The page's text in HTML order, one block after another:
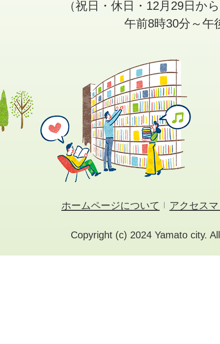
（祝日・休日・12月29日か
午前8時30分～午
ホームページについて アクセス
Copyright (c) 2024 Yamato city.